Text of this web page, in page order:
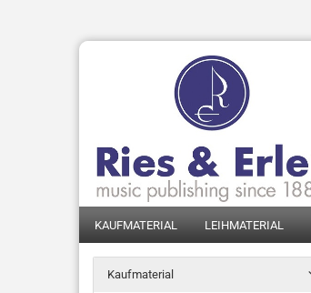
KAUFMATERIAL LEIHMATERIAL
Kaufmaterial